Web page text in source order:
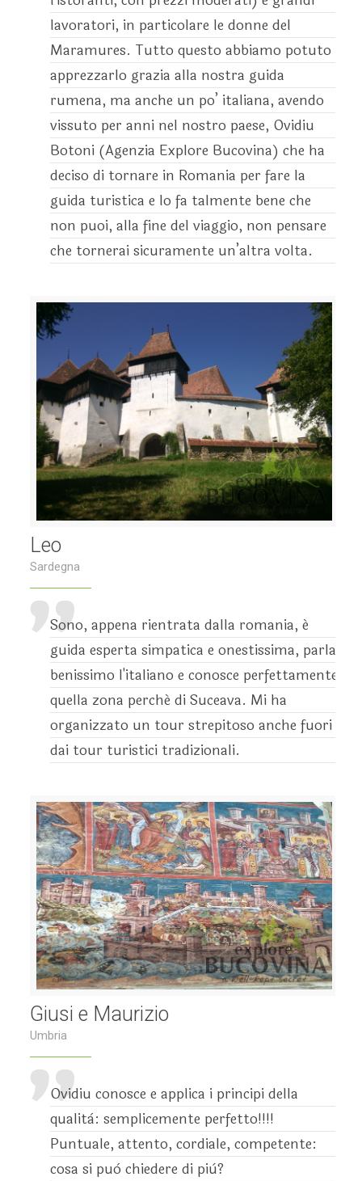
lavoratori, in particolare le donne del
Maramures. Tutto questo abbiamo potuto
apprezzarlo grazia alla nostra guida
rumena, ma anche un po’ italiana, avendo
vissuto per anni nel nostro paese, Ovidiu
Botoni (Agenzia Explore Bucovina) che ha
deciso di tornare in Romania per fare la
guida turistica e lo fa talmente bene che
non puoi, alla fine del viaggio, non pensare
che tornerai sicuramente un’altra volta.
Leo
Sardegna
Sono, appena rientrata dalla romania, é
guida esperta simpatica e onestissima, parla
benissimo l'italiano e conosce perfettamente
quella zona perché di Suceava. Mi ha
organizzato un tour strepitoso anche fuori
dai tour turistici tradizionali.
Giusi e Maurizio
Umbria
Ovidiu conosce e applica i principi della
qualità: semplicemente perfetto!!!!
Puntuale, attento, cordiale, competente:
cosa si può chiedere di più?